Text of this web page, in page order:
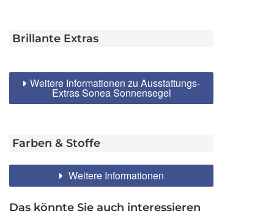
Brillante Extras
Weitere Informationen zu Ausstattungs-
Extras Sonea Sonnensegel
Farben & Stoffe
Weitere Informationen
Das könnte Sie auch interessieren